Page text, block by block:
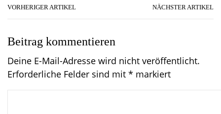
VORHERIGER ARTIKEL NÄCHSTER ARTIKEL
Beitrag kommentieren
Deine E-Mail-Adresse wird nicht veröffentlicht.
Erforderliche Felder sind mit * markiert